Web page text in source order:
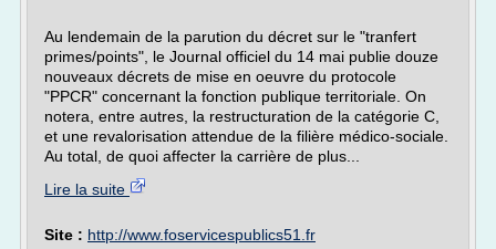
Au lendemain de la parution du décret sur le "tranfert
primes/points", le Journal officiel du 14 mai publie douze
nouveaux décrets de mise en oeuvre du protocole
"PPCR" concernant la fonction publique territoriale. On
notera, entre autres, la restructuration de la catégorie C,
et une revalorisation attendue de la filière médico-sociale.
Au total, de quoi affecter la carrière de plus...
Lire la suite
Site : http://www.foservicespublics51.fr